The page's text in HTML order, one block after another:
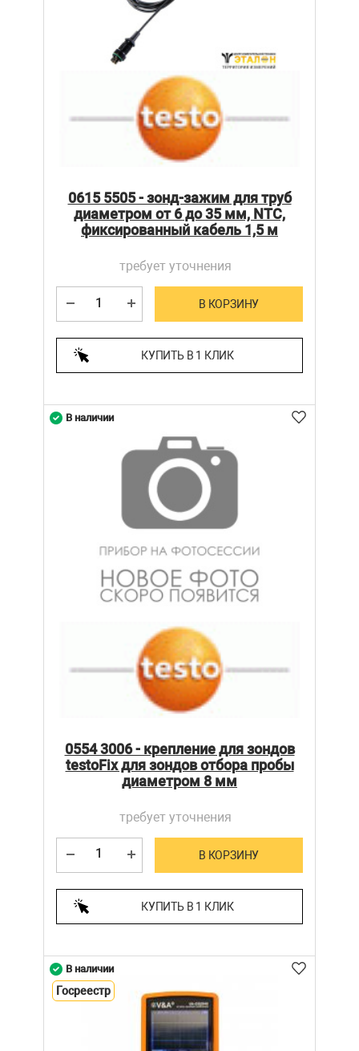
0615 5505 - зонд-зажим для труб
диаметром от 6 до 35 мм, NTC,
фиксированный кабель 1,5 м
требует уточнения
В КОРЗИНУ
КУПИТЬ В 1 КЛИК
0554 3006 - крепление для зондов
testoFix для зондов отбора пробы
диаметром 8 мм
требует уточнения
В КОРЗИНУ
КУПИТЬ В 1 КЛИК
В наличии
В наличии
Госреестр